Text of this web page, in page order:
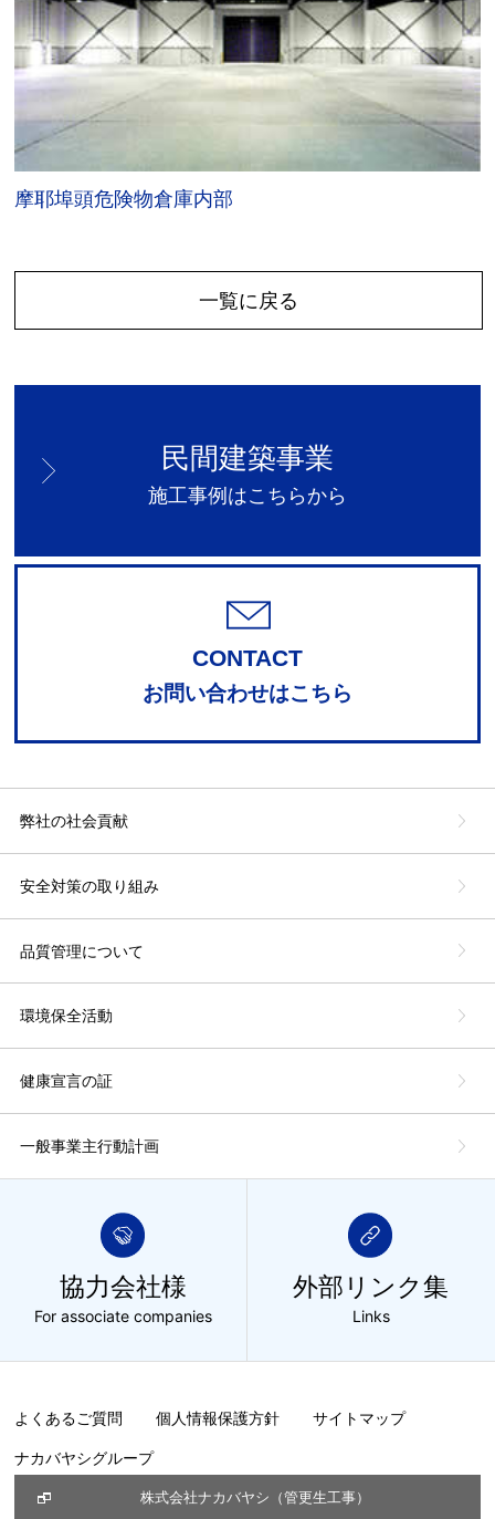
摩耶埠頭危険物倉庫内部
一覧に戻る
民間建築事業
施工事例はこちらから
CONTACT
お問い合わせはこちら
弊社の社会貢献
安全対策の取り組み
品質管理について
環境保全活動
健康宣言の証
一般事業主行動計画
協力会社様
For associate companies
外部リンク集
Links
よくあるご質問 個人情報保護方針 サイトマップ
ナカバヤシグループ
株式会社ナカバヤシ（管更生工事）